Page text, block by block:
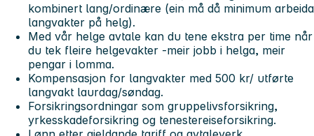
kombinert lang/ordinære (ein må då minimum arbeida
langvakter på helg).
Med vår helge avtale kan du tene ekstra per time når
du tek fleire helgevakter -meir jobb i helga, meir
pengar i lomma.
Kompensasjon for langvakter med 500 kr/ utførte
langvakt laurdag/søndag.
Forsikringsordningar som gruppelivsforsikring,
yrkesskadeforsikring og tenestereiseforsikring.